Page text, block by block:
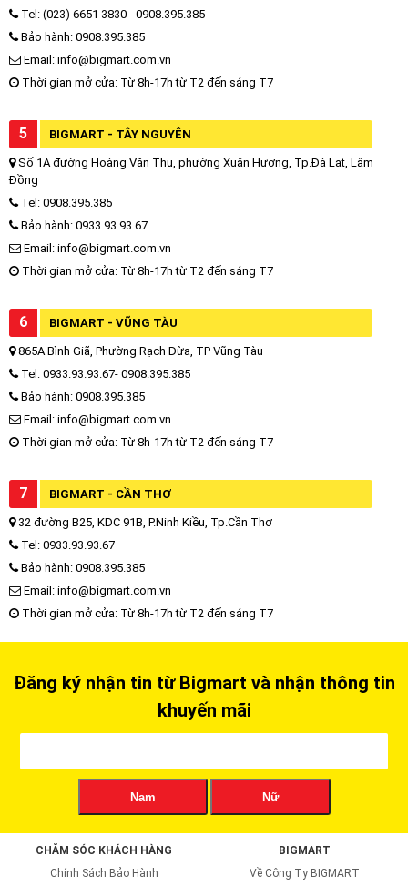
Tel: (023) 6651 3830 - 0908.395.385
Bảo hành: 0908.395.385
Email: info@bigmart.com.vn
Thời gian mở cửa: Từ 8h-17h từ T2 đến sáng T7
5 BIGMART - TÂY NGUYÊN
Số 1A đường Hoàng Văn Thụ, phường Xuân Hương, Tp.Đà Lạt, Lâm
Đồng
Tel: 0908.395.385
Bảo hành: 0933.93.93.67
Email: info@bigmart.com.vn
Thời gian mở cửa: Từ 8h-17h từ T2 đến sáng T7
6 BIGMART - VŨNG TÀU
865A Bình Giã, Phường Rạch Dừa, TP Vũng Tàu
Tel: 0933.93.93.67- 0908.395.385
Bảo hành: 0908.395.385
Email: info@bigmart.com.vn
Thời gian mở cửa: Từ 8h-17h từ T2 đến sáng T7
7 BIGMART - CẦN THƠ
32 đường B25, KDC 91B, P.Ninh Kiều, Tp.Cần Thơ
Tel: 0933.93.93.67
Bảo hành: 0908.395.385
Email: info@bigmart.com.vn
Thời gian mở cửa: Từ 8h-17h từ T2 đến sáng T7
Đăng ký nhận tin từ Bigmart và nhận thông tin
khuyến mãi
Nam Nữ
CHĂM SÓC KHÁCH HÀNG
Chính Sách Bảo Hành
BIGMART
Về Công Ty BIGMART